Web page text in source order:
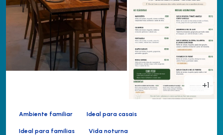
+1
Ambiente familiar Ideal para casais
Ideal para famílias Vida noturna